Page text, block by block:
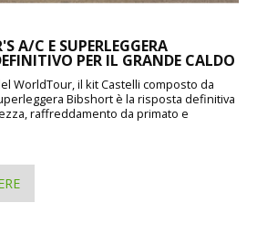
A/C E SUPERLEGGERA
PER IL GRANDE CALDO
WorldTour, il kit Castelli composto da
Bibshort è la risposta definitiva
raffreddamento da primato e